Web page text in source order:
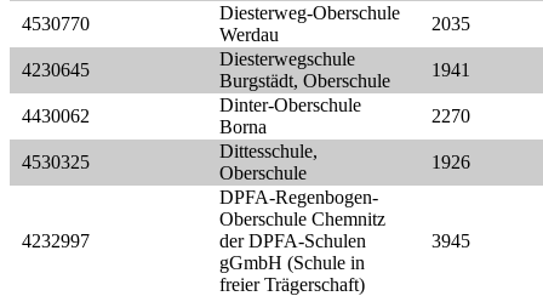
4530770
Diesterweg-Oberschule
Werdau
2035
4230645
Diesterwegschule
Burgstädt, Oberschule
1941
4430062
Dinter-Oberschule
Borna
2270
4530325
Dittesschule,
Oberschule
1926
4232997
DPFA-Regenbogen-
Oberschule Chemnitz
der DPFA-Schulen
gGmbH (Schule in
freier Trägerschaft)
3945